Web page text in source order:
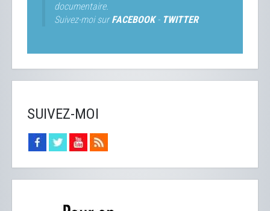
documentaire.
Suivez-moi surFACEBOOK- TWITTER
SUIVEZ-MOI